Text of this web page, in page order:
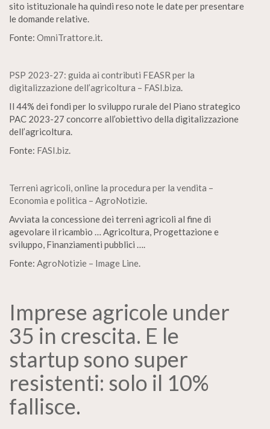
sito istituzionale ha quindi reso note le date per presentare
le domande relative.
Fonte: OmniTrattore.it.
PSP 2023-27: guida ai contributi FEASR per la
digitalizzazione dell’agricoltura – FASI.biza.
Il 44% dei fondi per lo sviluppo rurale del Piano strategico
PAC 2023-27 concorre all’obiettivo della digitalizzazione
dell’agricoltura.
Fonte: FASI.biz.
Terreni agricoli, online la procedura per la vendita –
Economia e politica – AgroNotizie.
Avviata la concessione dei terreni agricoli al fine di
agevolare il ricambio … Agricoltura, Progettazione e
sviluppo, Finanziamenti pubblici ….
Fonte: AgroNotizie – Image Line.
Imprese agricole under
35 in crescita. E le
startup sono super
resistenti: solo il 10%
fallisce.